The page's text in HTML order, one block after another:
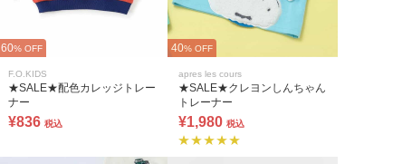
60% OFF
F.O.KIDS
★SALE★配色カレッジトレー
ナー
¥836 税込
40% OFF
apres les cours
★SALE★クレヨンしんちゃん
トレーナー
¥1,980 税込